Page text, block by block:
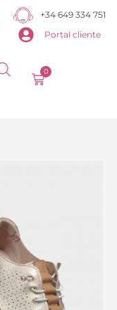
+34 649 334 751
Portal cliente
0
Carrito